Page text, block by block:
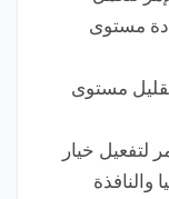
مستوى
مستوى
لتفعيل خيار
والنافذة